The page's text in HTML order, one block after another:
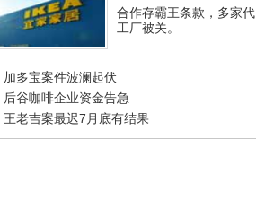
合作存霸王条款，多家代
工厂被关。
加多宝案件波澜起伏
后谷咖啡企业资金告急
王老吉案最迟7月底有结果